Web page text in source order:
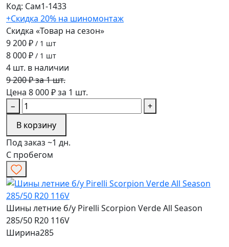
Код: Сам1-1433
+Скидка 20% на шиномонтаж
Скидка «Товар на сезон»
9 200 ₽ / 1 шт
8 000 ₽ / 1 шт
4 шт. в наличии
9 200 ₽ за 1 шт.
Цена 8 000 ₽ за 1 шт.
−
+
В корзину
Под заказ ~1 дн.
С пробегом
Шины летние б/у Pirelli Scorpion Verde All Season
285/50 R20 116V
Ширина285